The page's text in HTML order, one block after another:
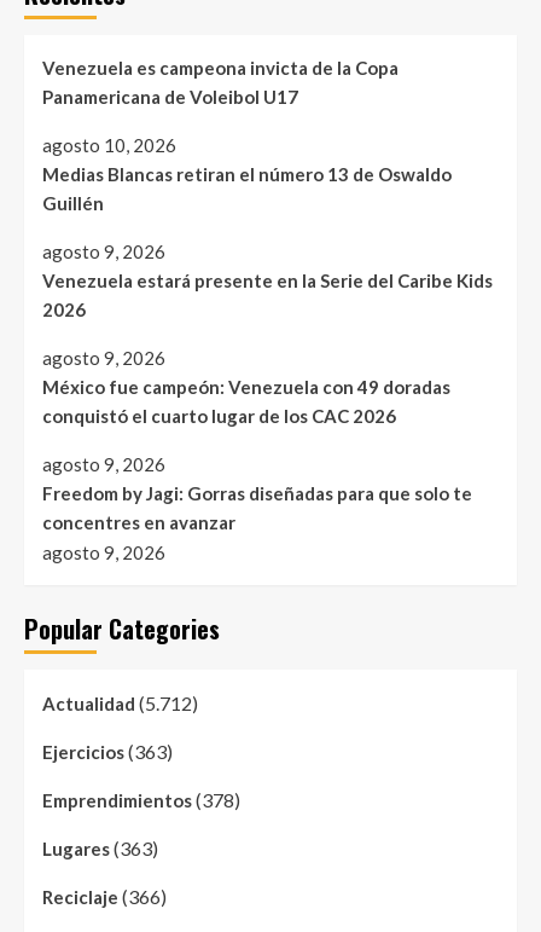
Venezuela es campeona invicta de la Copa
Panamericana de Voleibol U17
agosto 10, 2026
Medias Blancas retiran el número 13 de Oswaldo
Guillén
agosto 9, 2026
Venezuela estará presente en la Serie del Caribe Kids
2026
agosto 9, 2026
México fue campeón: Venezuela con 49 doradas
conquistó el cuarto lugar de los CAC 2026
agosto 9, 2026
Freedom by Jagi: Gorras diseñadas para que solo te
concentres en avanzar
agosto 9, 2026
Popular Categories
Actualidad (5.712)
Ejercicios(363)
Emprendimientos(378)
Lugares(363)
Reciclaje (366)